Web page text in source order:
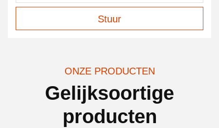
Stuur
ONZE PRODUCTEN
Gelijksoortige
producten